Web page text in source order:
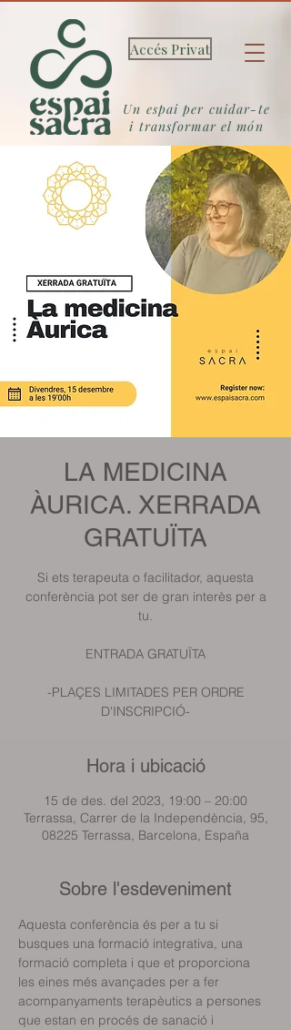
Accés Privat
Un espai per cuidar-te
i transformar el món
LA MEDICINA
ÀURICA. XERRADA
GRATUÏTA
Si ets terapeuta o facilitador, aquesta
conferència pot ser de gran interès per a
tu.
ENTRADA GRATUÏTA
-PLAÇES LIMITADES PER ORDRE
D'INSCRIPCIÓ-
Hora i ubicació
15 de des. del 2023, 19:00 – 20:00
Terrassa, Carrer de la Independència, 95,
08225 Terrassa, Barcelona, España
Sobre l'esdeveniment
Aquesta conferència és per a tu si
busques una formació integrativa, una
formació completa i que et proporciona
les eines més avançades per a fer
acompanyaments terapèutics a persones
que estan en procés de sanació i